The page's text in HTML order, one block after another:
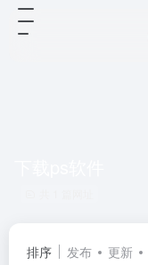
排序 发布 更新